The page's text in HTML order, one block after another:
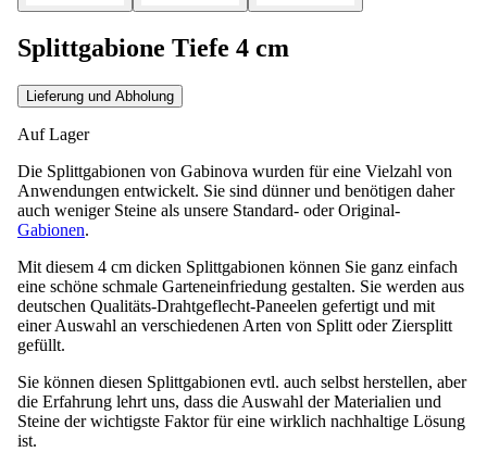
Splittgabione Tiefe 4 cm
Lieferung und Abholung
Auf Lager
Die Splittgabionen von Gabinova wurden für eine Vielzahl von
Anwendungen entwickelt. Sie sind dünner und benötigen daher
auch weniger Steine als unsere Standard- oder Original-
Gabionen.
Mit diesem 4 cm dicken Splittgabionen können Sie ganz einfach
eine schöne schmale Garteneinfriedung gestalten. Sie werden aus
deutschen Qualitäts-Drahtgeflecht-Paneelen gefertigt und mit
einer Auswahl an verschiedenen Arten von Splitt oder Ziersplitt
gefüllt.
Sie können diesen Splittgabionen evtl. auch selbst herstellen, aber
die Erfahrung lehrt uns, dass die Auswahl der Materialien und
Steine der wichtigste Faktor für eine wirklich nachhaltige Lösung
ist.